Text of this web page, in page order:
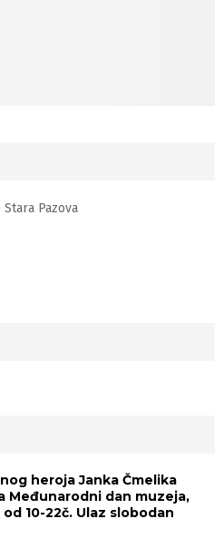
Stara Pazova
heroja Janka Čmelika
Međunarodni dan muzeja,
od 10-22č. Ulaz slobodan